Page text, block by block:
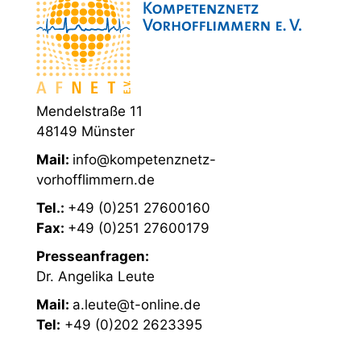
Mendelstraße 11
48149 Münster
Mail: info@kompetenznetz-
vorhofflimmern.de
Tel.: +49 (0)251 27600160
Fax: +49 (0)251 27600179
Presseanfragen:
Dr. Angelika Leute
Mail: a.leute@t-online.de
Tel: +49 (0)202 2623395